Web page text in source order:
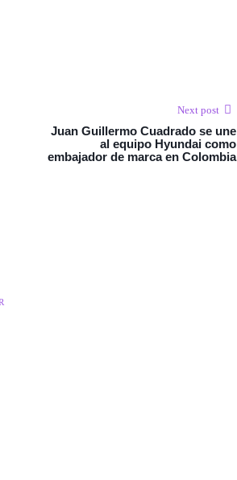
Next post
Juan Guillermo Cuadrado se une
al equipo Hyundai como
embajador de marca en Colombia